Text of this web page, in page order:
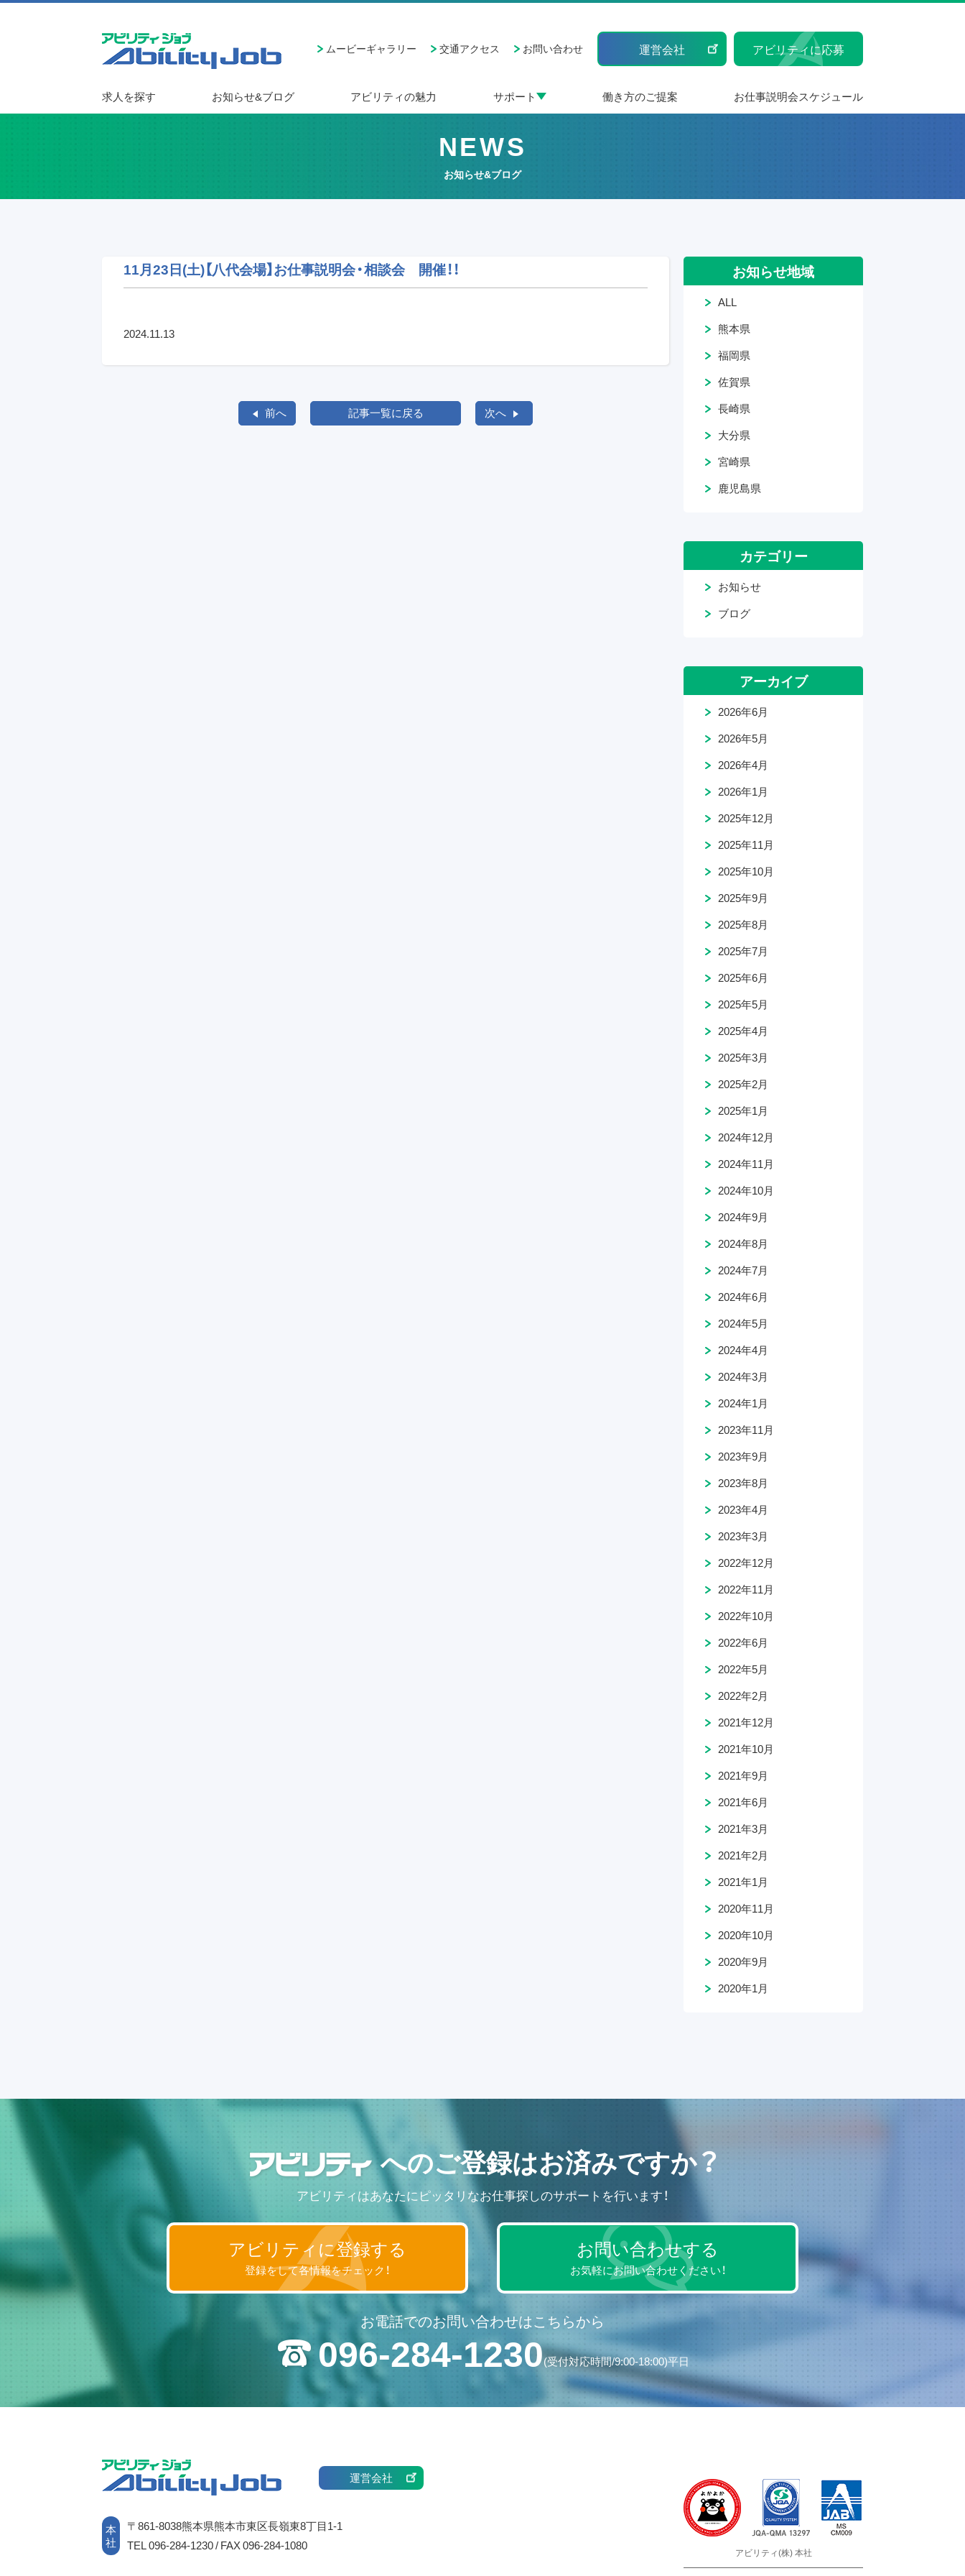
ムービーギャラリー 交通アクセス お問い合わせ 運営会社 アビリティに応募
求人を探す お知らせ&ブログ アビリティの魅力 サポート 働き方のご提案 お仕事説明会スケジュール
NEWS
お知らせ&ブログ
11月23日(土)【八代会場】お仕事説明会・相談会 開催！！
2024.11.13
前へ 記事一覧に戻る 次へ
お知らせ地域
ALL
熊本県
福岡県
佐賀県
長崎県
大分県
宮崎県
鹿児島県
カテゴリー
お知らせ
ブログ
アーカイブ
2026年6月
2026年5月
2026年4月
2026年1月
2025年12月
2025年11月
2025年10月
2025年9月
2025年8月
2025年7月
2025年6月
2025年5月
2025年4月
2025年3月
2025年2月
2025年1月
2024年12月
2024年11月
2024年10月
2024年9月
2024年8月
2024年7月
2024年6月
2024年5月
2024年4月
2024年3月
2024年1月
2023年11月
2023年9月
2023年8月
2023年4月
2023年3月
2022年12月
2022年11月
2022年10月
2022年6月
2022年5月
2022年2月
2021年12月
2021年10月
2021年9月
2021年6月
2021年3月
2021年2月
2021年1月
2020年11月
2020年10月
2020年9月
2020年1月
へのご登録はお済みですか？
アビリティはあなたにピッタリなお仕事探しのサポートを行います！
アビリティに登録する
登録をして各情報をチェック！
お問い合わせする
お気軽にお問い合わせください！
お電話でのお問い合わせはこちらから
096-284-1230(受付対応時間/9:00-18:00)平日
運営会社
本
社
〒861-8038熊本県熊本市東区長嶺東8丁目1-1
TEL 096-284-1230 / FAX 096-284-1080
アビリティ(株) 本社